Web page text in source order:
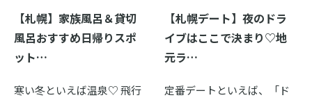
【札幌】家族風呂＆貸切
風呂おすすめ日帰りスポ
ット…
寒い冬といえば温泉♡ 飛行
【札幌デート】夜のドラ
イブはここで決まり♡地
元ラ…
定番デートといえば、「ド